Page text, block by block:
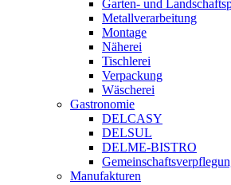
Garten- und
Metallverarbeitung
Montage
Näherei
Tischlerei
Verpackung
Wäscherei
Gastronomie
DELCASY
DELSUL
DELME-BISTRO
Manufakturen